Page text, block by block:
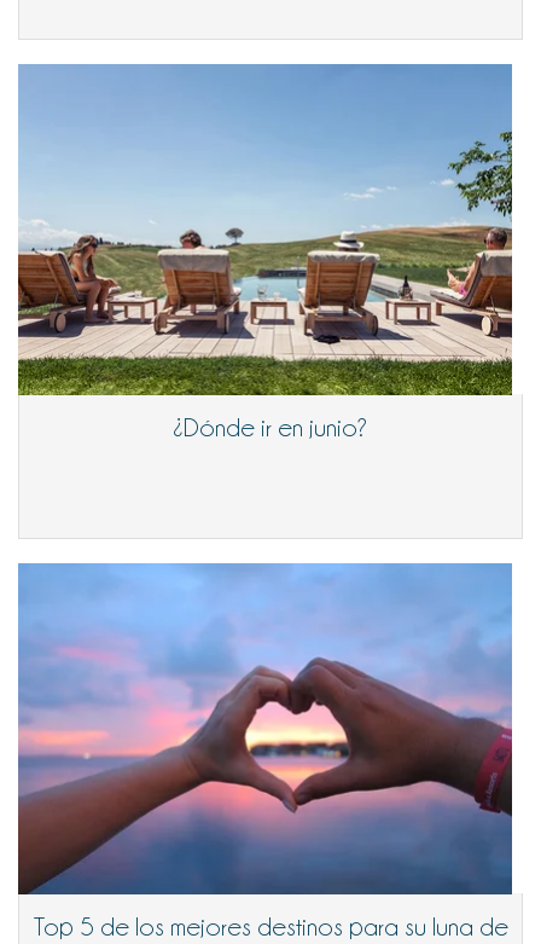
¿Dónde ir en junio?
Top 5 de los mejores destinos para su luna de